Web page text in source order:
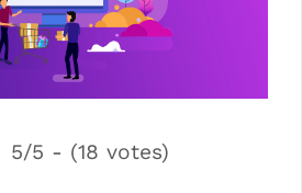
5/5 - (18 votes)